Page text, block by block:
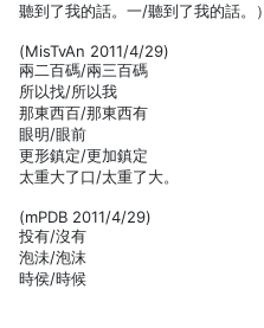
聽到了我的話。一/聽到了我的話。）
(MisTvAn 2011/4/29)
兩二百碼/兩三百碼
所以找/所以我
那東西百/那東西有
眼明/眼前
更形鎮定/更加鎮定
太重大了口/太重了大。
(mPDB 2011/4/29)
投有/沒有
泡沬/泡沫
時侯/時候